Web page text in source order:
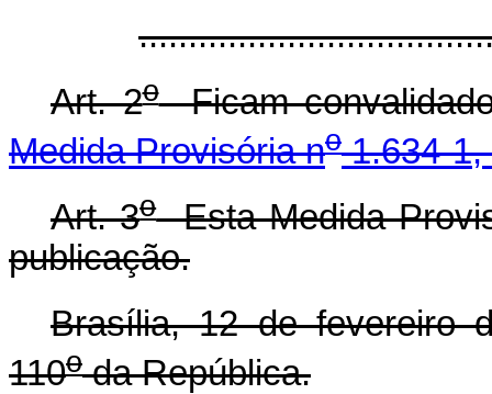
Art. 2oFicam
Medida Provisória no1.634-1,
Art. 3oEsta Medida
publicação.
Brasília, 12 de fevereiro
110oda República.